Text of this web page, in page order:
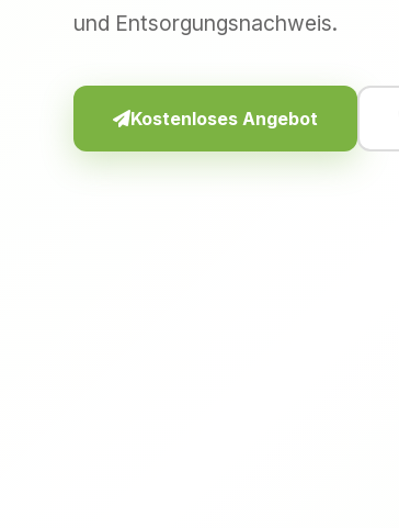
und Entsorgungsnachweis.
Kostenloses Angebot